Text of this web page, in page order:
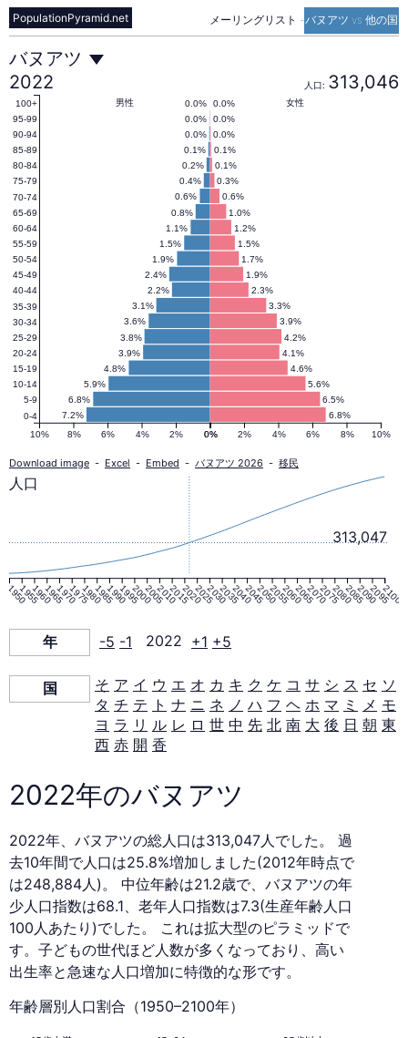
メーリングリスト -バヌアツ vs 他の国
PopulationPyramid.net
バ
ヌ
ア
ツ
の
人
口
ピ
ラ
ッ
ド
2022
年
バヌアツ
2022
人口: 313,046
6.8%
7.2%
6.5%
6.8%
5.6%
5.9%
4.6%
4.8%
4.1%
3.9%
4.2%
3.8%
3.9%
3.6%
3.3%
3.1%
2.3%
2.2%
1.9%
2.4%
1.7%
1.9%
1.5%
1.5%
1.2%
1.1%
1.0%
0.8%
0.6%
0.6%
0.3%
0.4%
0.1%
0.2%
0.1%
0.1%
0.0%
0.0%
0.0%
0.0%
0.0%
0.0% 女性
男性
0% 2% 4% 6% 8% 10%
10% 8% 6% 4% 2% 0%
0-4
5-9
10-14
15-19
20-24
25-29
30-34
35-39
40-44
45-49
50-54
55-59
60-64
65-69
70-74
75-79
80-84
85-89
90-94
95-99
100+
Download image - Excel - Embed - バヌアツ 2026 - 移民
1950195519601965197019751980198519901995200020052010201520202025203020352040204520502055206020652070207520802085209020952100
313,047
人口
年 -5 -1 2022 +1 +5
国 そ ア イ ウ エ オ カ キ ク ケ コ サ シ ス セ ソ
タ チ テ ト ナ ニ ネ ノ ハ フ ヘ ホ マ ミ メ モ
ヨ ラ リ ル レ ロ 世 中 先 北 南 大 後 日 朝 東
西 赤 開 香
2022年のバヌアツ
2022年、バヌアツの総人口は313,047人でした。 過
去10年間で人口は25.8%増加しました(2012年時点で
は248,884人)。 中位年齢は21.2歳で、バヌアツの年
少人口指数は68.1、老年人口指数は7.3(生産年齢人口
100人あたり)でした。 これは拡大型のピラミッドで
す。子どもの世代ほど人数が多くなっており、高い
出生率と急速な人口増加に特徴的な形です。
年齢層別人口割合（1950–2100年）